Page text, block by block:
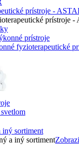
prístroje -
prístroje -
fyzioterapeutické
iný sortiment
a iný sortiment